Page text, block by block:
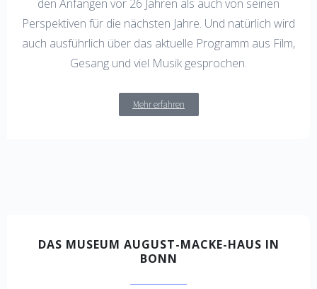
den Anfängen vor 26 Jahren als auch von seinen
Perspektiven für die nächsten Jahre. Und natürlich wird
auch ausführlich über das aktuelle Programm aus Film,
Gesang und viel Musik gesprochen.
Mehr erfahren
DAS MUSEUM AUGUST-MACKE-HAUS IN
BONN